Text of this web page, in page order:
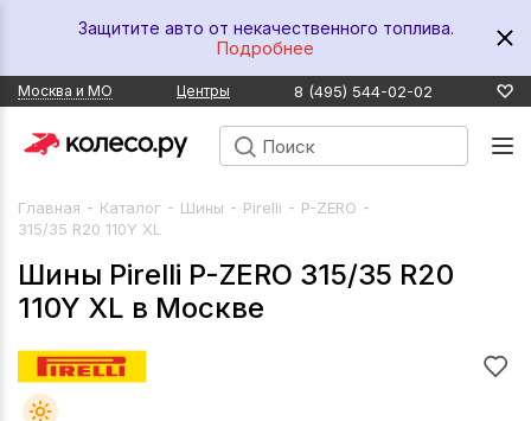
Защитите авто от некачественного топлива.
Подробнее
Москва и МО Центры 8 (495) 544-02-02
Главная - Каталог - Шины - Pirelli - P-ZERO -
315/35 R20 110Y XL
Шины Pirelli P-ZERO 315/35 R20
110Y XL в Москве